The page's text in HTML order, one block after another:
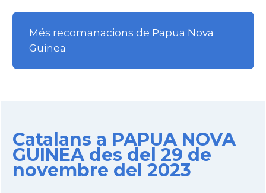
Més recomanacions de Papua Nova
Guinea
Catalans a PAPUA NOVA
GUINEA des del 29 de
novembre del 2023